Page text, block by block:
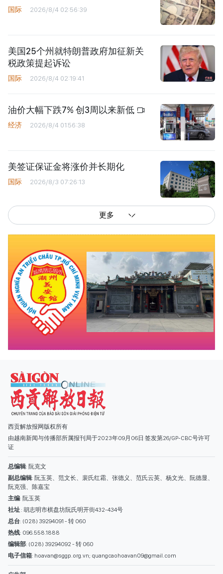
国际 2026/8/4 02:56:39
美国25个州就特朗普政府加征新关
税政策提起诉讼
国际 2026/8/4 02:19:41
油价大幅下跌7% 创3周以来新低
经济 2026/8/4 01:56:38
美签证保证金将涨价并长期化
国际 2026/8/3 07:26:13
更多
西贡解放报网版权所有
由越南新闻与传播部所属报刊局于2023年09月06日 签发第26/GP-CBC号许可
副总编辑: 阮玉英、范文长、裴氏红霜、张德义、范氏云英、杨文光、阮德显、
阮克强、陈嘉宝
主编: 阮玉英
社址: 胡志明市棋盘坊阮氏明开街432-434号
总台: (028) 39294091 - 转 060
热线: 096.558.1888
编辑部: (028) 39294092 - 转 060
电子信箱
广告部
(028) 38334185
quangcaohoavan09@gmail.com;
类别